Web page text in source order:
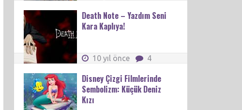
Death Note – Yazdım Seni
Kara Kaplıya!
10 yıl önce 4
Disney Çizgi Filmlerinde
Sembolizm: Küçük Deniz
Kızı